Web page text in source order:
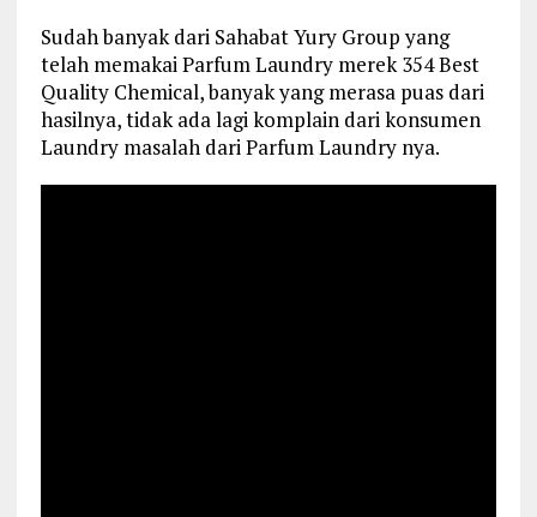
Sudah banyak dari Sahabat Yury Group yang
telah memakai Parfum Laundry merek 354 Best
Quality Chemical, banyak yang merasa puas dari
hasilnya, tidak ada lagi komplain dari konsumen
Laundry masalah dari Parfum Laundry nya.